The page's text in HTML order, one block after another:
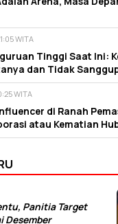
WITA
Tinggi Saat Ini:
dan Tidak
WITA
di Ranah
atau Kematian
Panitia Target
Desember